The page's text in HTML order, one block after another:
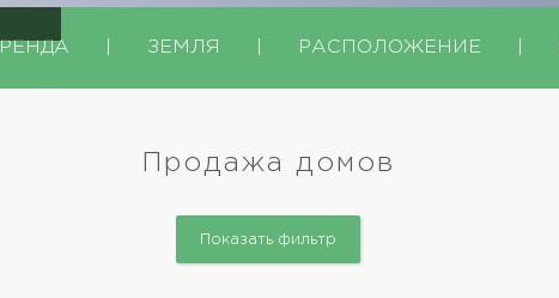
ЗЕМЛЯ РАСПОЛОЖЕНИЕ
Продажа домов
Показать фильтр